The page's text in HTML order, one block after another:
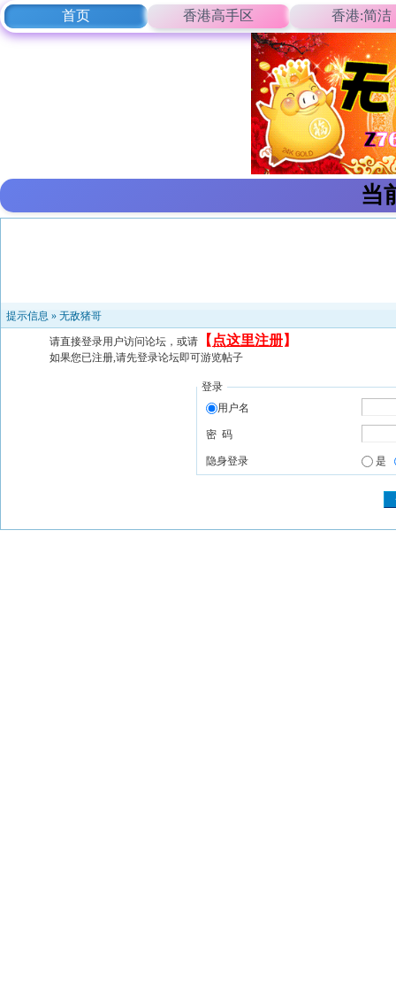
首页 香港高手区 香港:简洁
当
提示信息 » 无敌猪哥
请直接登录用户访问论坛，或请 【 点这里注册】
如果您已注册,请先登录论坛即可游览帖子
登录
用户名
密 码
隐身登录 是